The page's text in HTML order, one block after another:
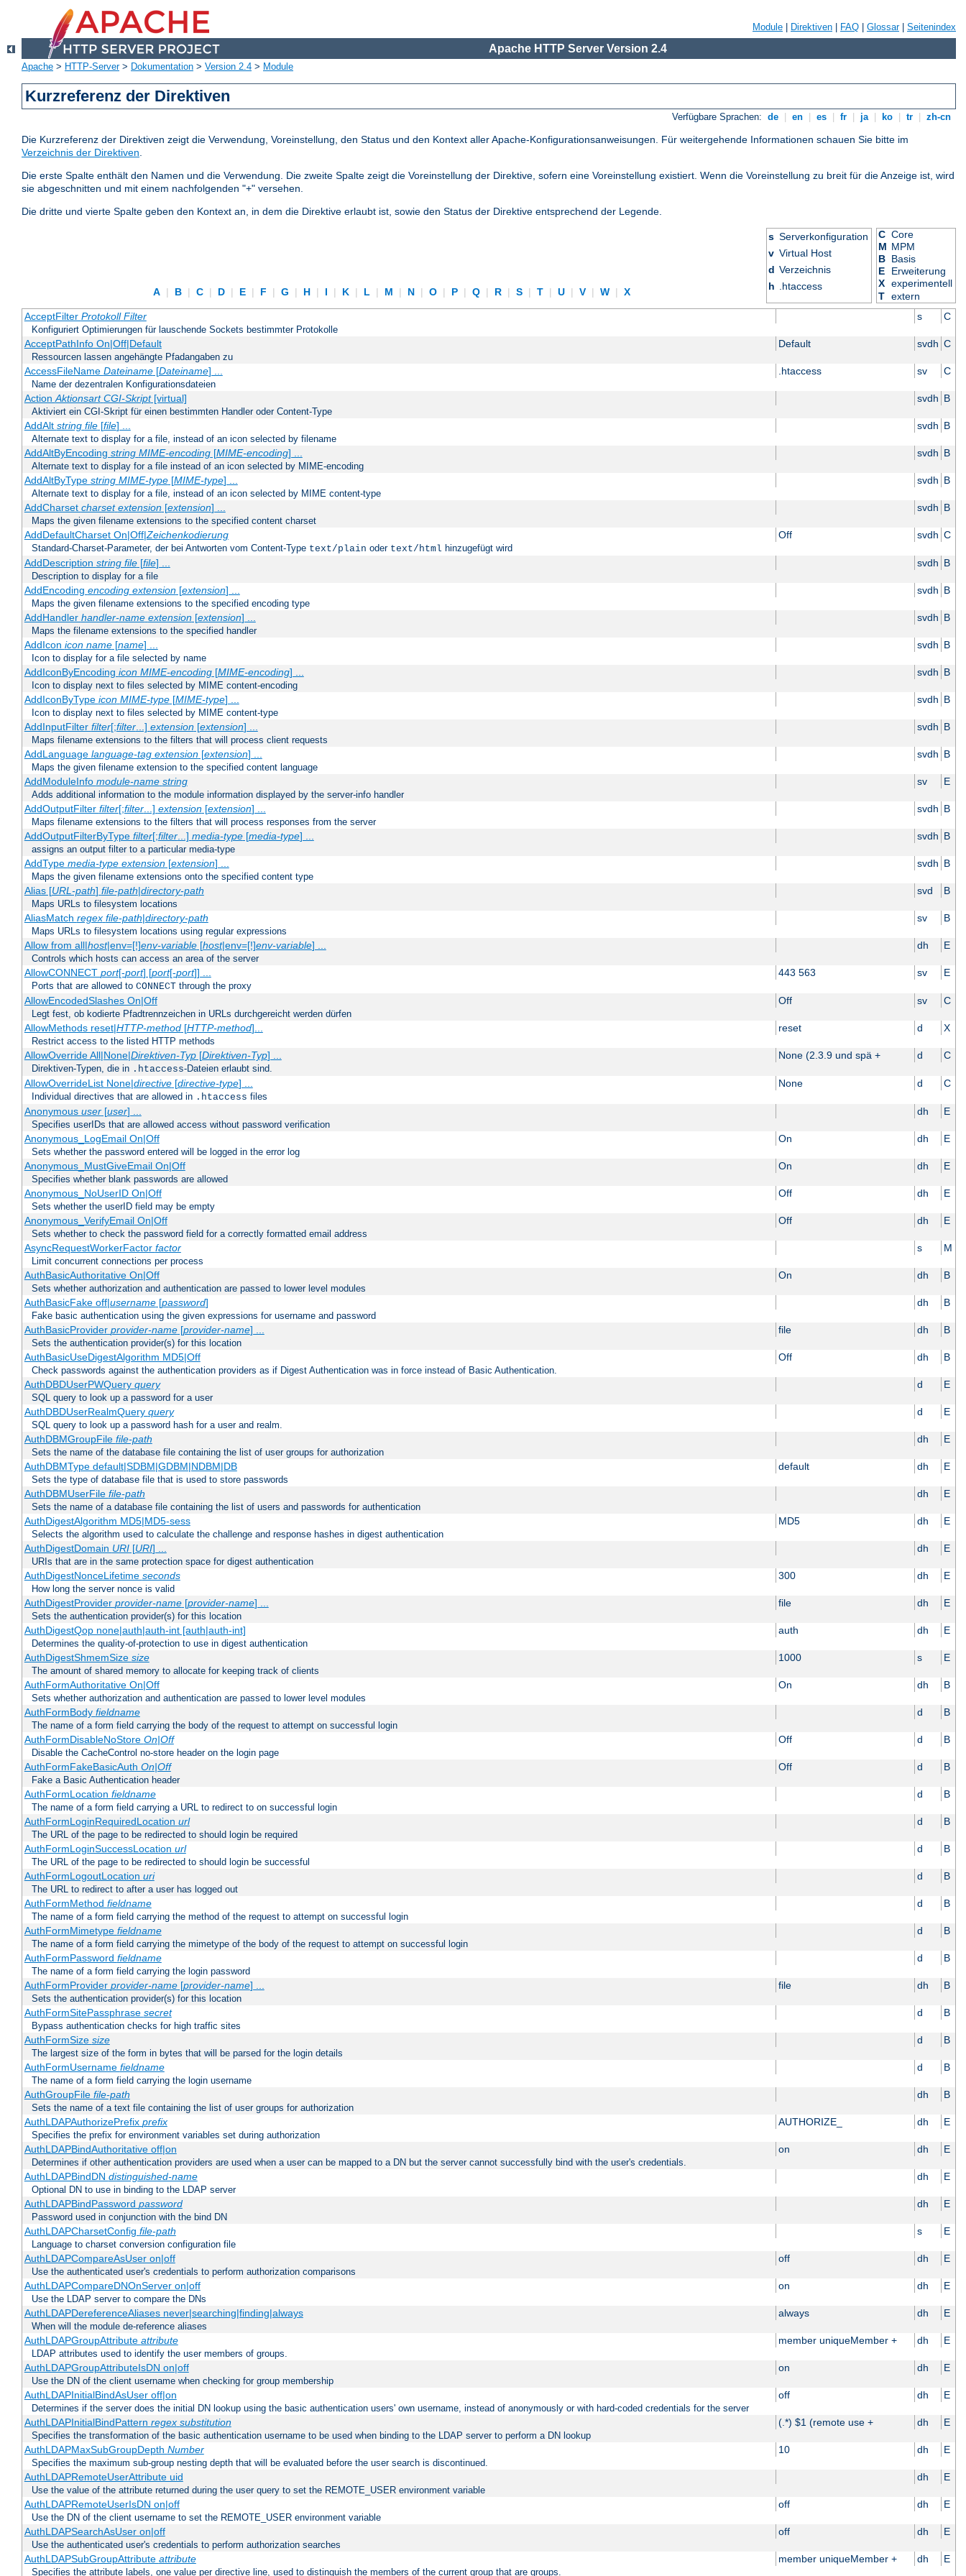
Module Direktiven FAQ Glossar| Seitenindex
Apache HTTP Server Version 2.4
Apache > HTTP-Server> Dokumentation > Version 2.4 > Module
Kurzreferenz der Direktiven
Verfügbare Sprachen: de en es fr ja ko tr zh-cn
Die Kurzreferenz der Direktiven zeigt die Verwendung, Voreinstellung, den Status und den Kontext aller Apache-Konfigurationsanweisungen. Für weitergehende Informationen schauen Sie bitte im
Verzeichnis der Direktiven.
Die erste Spalte enthält den Namen und die Verwendung. Die zweite Spalte zeigt die Voreinstellung der Direktive, sofern eine Voreinstellung existiert. Wenn die Voreinstellung zu breit für die Anzeige ist, wird
sie abgeschnitten und mit einem nachfolgenden "+" versehen.
Die dritte und vierte Spalte geben den Kontext an, in dem die Direktive erlaubt ist, sowie den Status der Direktive entsprechend der Legende.
A | B | C | D | E | F | G | H | I | K | L | M | N | O | P | Q | R | S | T | U | V | W | X
s Serverkonfiguration
v Virtual Host
d Verzeichnis
h .htaccess
C Core
M MPM
B Basis
E
Erweiterung
X experimentell
T extern
AcceptFilter Protokoll Filter s C
Konfiguriert Optimierungen für lauschende Sockets bestimmter Protokolle
AcceptPathInfo On|Off|Default Default svdh C
Ressourcen lassen angehängte Pfadangaben zu
AccessFileName Dateiname[Dateiname] ... .htaccess sv C
Name der dezentralen Konfigurationsdateien
ActionAktionsart CGI-Skript[virtual] svdh B
Aktiviert ein CGI-Skript für einen bestimmten Handler oder Content-Type
AddAlt string file[file] ... svdh B
Alternate text to display for a file, instead of an icon selected by filename
AddAltByEncoding string MIME-encoding[MIME-encoding] ... svdh B
Alternate text to display for a file instead of an icon selected by MIME-encoding
AddAltByType string MIME-type[MIME-type] ... svdh B
Alternate text to display for a file, instead of an icon selected by MIME content-type
AddCharset charset extension[extension] ... svdh B
Maps the given filename extensions to the specified content charset
AddDefaultCharset On|Off|Zeichenkodierung Off svdh C
Standard-Charset-Parameter, der bei Antworten vom Content-Type text/plain oder text/html hinzugefügt wird
AddDescription string file[file] ... svdh B
Description to display for a file
AddEncoding encoding extension[extension] ... svdh B
Maps the given filename extensions to the specified encoding type
AddHandler handler-name extension[extension] ... svdh B
Maps the filename extensions to the specified handler
AddIcon icon name[name] ... svdh B
Icon to display for a file selected by name
AddIconByEncoding icon MIME-encoding[MIME-encoding] ... svdh B
Icon to display next to files selected by MIME content-encoding
AddIconByType icon MIME-type[MIME-type] ... svdh B
Icon to display next to files selected by MIME content-type
AddInputFilter filter[;filter...] extension[extension] ... svdh B
Maps filename extensions to the filters that will process client requests
AddLanguage language-tag extension[extension] ... svdh B
Maps the given filename extension to the specified content language
AddModuleInfo module-name string sv E
Adds additional information to the module information displayed by the server-info handler
AddOutputFilter filter[;filter...] extension[extension] ... svdh B
Maps filename extensions to the filters that will process responses from the server
AddOutputFilterByType filter[;filter...] media-type[media-type] ... svdh B
assigns an output filter to a particular media-type
AddType media-type extension[extension] ... svdh B
Maps the given filename extensions onto the specified content type
Alias [URL-path] file-path|directory-path svd B
Maps URLs to filesystem locations
AliasMatch regex file-path|directory-path sv B
Maps URLs to filesystem locations using regular expressions
Allow from all|host|env=[!]env-variable[host|env=[!]env-variable] ... dh E
Controls which hosts can access an area of the server
AllowCONNECT port[-port] [port[-port]] ... 443 563 sv E
Ports that are allowed to CONNECT through the proxy
AllowEncodedSlashes On|Off Off sv C
Legt fest, ob kodierte Pfadtrennzeichen in URLs durchgereicht werden dürfen
AllowMethods reset|HTTP-method[HTTP-method]... reset d X
Restrict access to the listed HTTP methods
AllowOverride All|None|Direktiven-Typ[Direktiven-Typ] ... None (2.3.9 und spä + d C
Direktiven-Typen, die in .htaccess-Dateien erlaubt sind.
AllowOverrideList None|directive[directive-type] ... None d C
Individual directives that are allowed in .htaccess files
Anonymous user[user] ... dh E
Specifies userIDs that are allowed access without password verification
Anonymous_LogEmail On|Off On dh E
Sets whether the password entered will be logged in the error log
Anonymous_MustGiveEmail On|Off On dh E
Specifies whether blank passwords are allowed
Anonymous_NoUserID On|Off Off dh E
Sets whether the userID field may be empty
Anonymous_VerifyEmail On|Off Off dh E
Sets whether to check the password field for a correctly formatted email address
AsyncRequestWorkerFactor factor s M
Limit concurrent connections per process
AuthBasicAuthoritative On|Off On dh B
Sets whether authorization and authentication are passed to lower level modules
AuthBasicFake off|username[password] dh B
Fake basic authentication using the given expressions for username and password
AuthBasicProvider provider-name[provider-name] ... file dh B
Sets the authentication provider(s) for this location
AuthBasicUseDigestAlgorithm MD5|Off Off dh B
Check passwords against the authentication providers as if Digest Authentication was in force instead of Basic Authentication.
AuthDBDUserPWQuery query d E
SQL query to look up a password for a user
AuthDBDUserRealmQuery query d E
SQL query to look up a password hash for a user and realm.
AuthDBMGroupFile file-path dh E
Sets the name of the database file containing the list of user groups for authorization
AuthDBMType default|SDBM|GDBM|NDBM|DB default dh E
Sets the type of database file that is used to store passwords
AuthDBMUserFile file-path dh E
Sets the name of a database file containing the list of users and passwords for authentication
AuthDigestAlgorithm MD5|MD5-sess MD5 dh E
Selects the algorithm used to calculate the challenge and response hashes in digest authentication
AuthDigestDomain URI[URI] ... dh E
URIs that are in the same protection space for digest authentication
AuthDigestNonceLifetime seconds 300 dh E
How long the server nonce is valid
AuthDigestProvider provider-name[provider-name] ... file dh E
Sets the authentication provider(s) for this location
AuthDigestQop none|auth|auth-int [auth|auth-int] auth dh E
Determines the quality-of-protection to use in digest authentication
AuthDigestShmemSize size 1000 s E
The amount of shared memory to allocate for keeping track of clients
AuthFormAuthoritative On|Off On dh B
Sets whether authorization and authentication are passed to lower level modules
AuthFormBody fieldname d B
The name of a form field carrying the body of the request to attempt on successful login
AuthFormDisableNoStore On|Off Off d B
Disable the CacheControl no-store header on the login page
AuthFormFakeBasicAuth On|Off Off d B
Fake a Basic Authentication header
AuthFormLocation fieldname d B
The name of a form field carrying a URL to redirect to on successful login
AuthFormLoginRequiredLocation url d B
The URL of the page to be redirected to should login be required
AuthFormLoginSuccessLocation url d B
The URL of the page to be redirected to should login be successful
AuthFormLogoutLocation uri d B
The URL to redirect to after a user has logged out
AuthFormMethod fieldname d B
The name of a form field carrying the method of the request to attempt on successful login
AuthFormMimetype fieldname d B
The name of a form field carrying the mimetype of the body of the request to attempt on successful login
AuthFormPassword fieldname d B
The name of a form field carrying the login password
AuthFormProvider provider-name[provider-name] ... file dh B
Sets the authentication provider(s) for this location
AuthFormSitePassphrase secret d B
Bypass authentication checks for high traffic sites
AuthFormSize size d B
The largest size of the form in bytes that will be parsed for the login details
AuthFormUsername fieldname d B
The name of a form field carrying the login username
AuthGroupFile file-path dh B
Sets the name of a text file containing the list of user groups for authorization
AuthLDAPAuthorizePrefix prefix AUTHORIZE_ dh E
Specifies the prefix for environment variables set during authorization
AuthLDAPBindAuthoritative off|on on dh E
Determines if other authentication providers are used when a user can be mapped to a DN but the server cannot successfully bind with the user's credentials.
AuthLDAPBindDN distinguished-name dh E
Optional DN to use in binding to the LDAP server
AuthLDAPBindPassword password dh E
Password used in conjunction with the bind DN
AuthLDAPCharsetConfig file-path s E
Language to charset conversion configuration file
AuthLDAPCompareAsUser on|off off dh E
Use the authenticated user's credentials to perform authorization comparisons
AuthLDAPCompareDNOnServer on|off on dh E
Use the LDAP server to compare the DNs
AuthLDAPDereferenceAliases never|searching|finding|always always dh E
When will the module de-reference aliases
AuthLDAPGroupAttribute attribute member uniqueMember + dh E
LDAP attributes used to identify the user members of groups.
AuthLDAPGroupAttributeIsDN on|off on dh E
Use the DN of the client username when checking for group membership
AuthLDAPInitialBindAsUser off|on off dh E
Determines if the server does the initial DN lookup using the basic authentication users' own username, instead of anonymously or with hard-coded credentials for the server
AuthLDAPInitialBindPattern regex substitution (.*) $1 (remote use + dh E
Specifies the transformation of the basic authentication username to be used when binding to the LDAP server to perform a DN lookup
AuthLDAPMaxSubGroupDepth Number 10 dh E
Specifies the maximum sub-group nesting depth that will be evaluated before the user search is discontinued.
AuthLDAPRemoteUserAttribute uid dh E
Use the value of the attribute returned during the user query to set the REMOTE_USER environment variable
AuthLDAPRemoteUserIsDN on|off off dh E
Use the DN of the client username to set the REMOTE_USER environment variable
AuthLDAPSearchAsUser on|off off dh E
Use the authenticated user's credentials to perform authorization searches
AuthLDAPSubGroupAttribute attribute member uniqueMember + dh E
Specifies the attribute labels, one value per directive line, used to distinguish the members of the current group that are groups.